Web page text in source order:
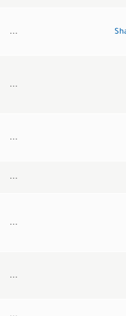
...
...
...
...
...
...